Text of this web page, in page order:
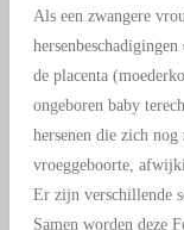
Als een zwangere
de placenta
ongeboren baby
hersenen die zich
vroeggeboorte,
Er zijn verschillende
Samen worden deze